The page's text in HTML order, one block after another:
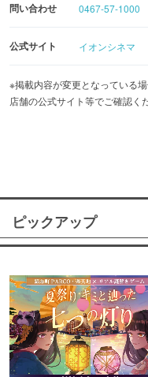
問い合わせ 0467-57-1000
公式サイト イオンシネマ
※掲載内容が変更となっている
店舗の公式サイト等でご確認く
ピックアップ